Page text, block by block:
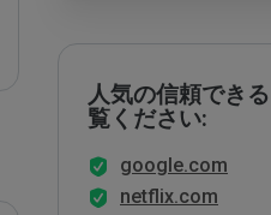
人気の信頼でき
覧ください:
google.com
netflix.com